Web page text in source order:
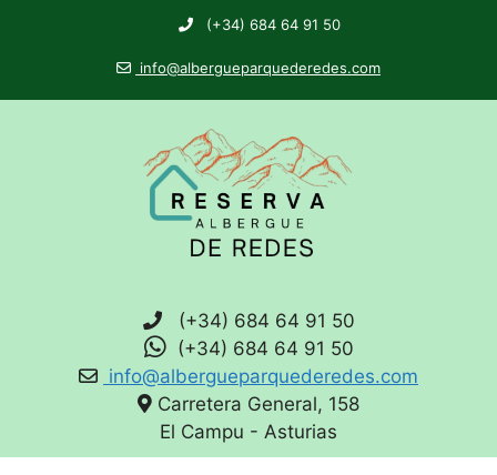
(+34) 684 64 91 50
info@albergueparquederedes.com
(+34) 684 64 91 50
(+34) 684 64 91 50
info@albergueparquederedes.com
Carretera General, 158
El Campu - Asturias